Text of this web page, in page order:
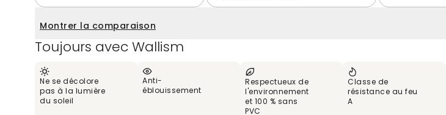
Montrer la comparaison
Toujours avec Wallism
Ne se décolore
pas à la lumière
du soleil
Anti-
éblouissement
Respectueux de
l'environnement
et 100 % sans
PVC
Classe de
résistance au feu
A